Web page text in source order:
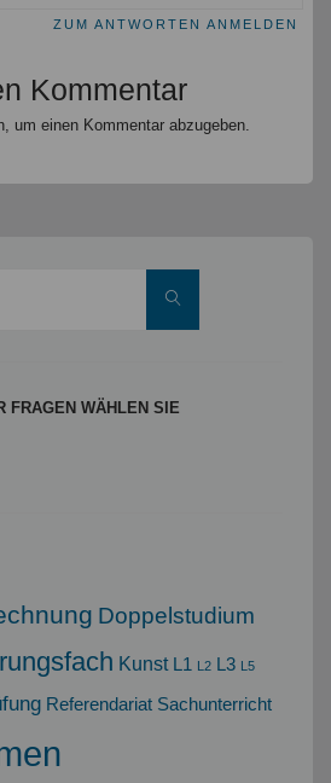
ZUM ANTWORTEN ANMELDEN
Kommentar
um einen Kommentar abzugeben.
Suchen
FRAGEN WÄHLEN SIE
Doppelstudium
Kunst L1 L2 L3 L5
Referendariat Sachunterricht